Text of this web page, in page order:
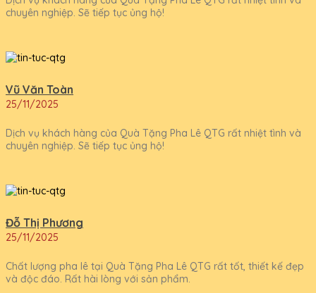
chuyên nghiệp. Sẽ tiếp tục ủng hộ!
Vũ Văn Toàn
25/11/2025
Dịch vụ khách hàng của Quà Tặng Pha Lê QTG rất nhiệt tình và
chuyên nghiệp. Sẽ tiếp tục ủng hộ!
Đỗ Thị Phương
25/11/2025
Chất lượng pha lê tại Quà Tặng Pha Lê QTG rất tốt, thiết kế đẹp
và độc đáo. Rất hài lòng với sản phẩm.